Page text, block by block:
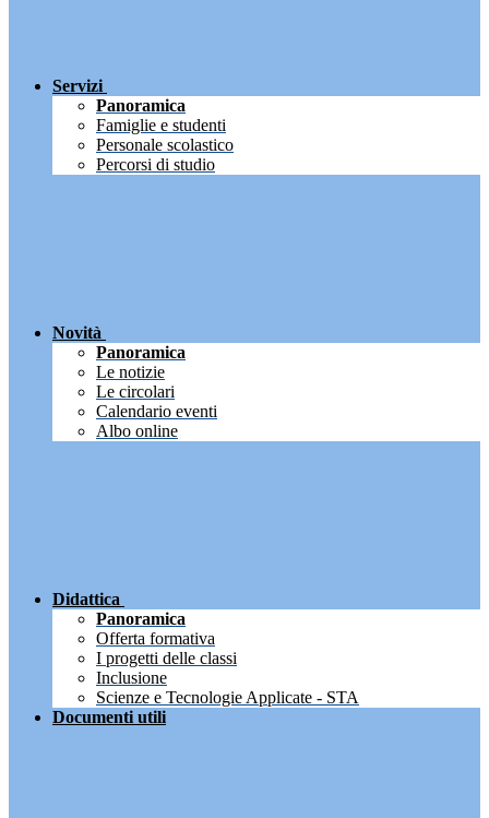
Servizi
Panoramica
Famiglie e studenti
Personale scolastico
Percorsi di studio
Novità
Panoramica
Le notizie
Le circolari
Calendario eventi
Albo online
Didattica
Panoramica
Offerta formativa
I progetti delle classi
Inclusione
Scienze e Tecnologie Applicate - STA
Documenti utili